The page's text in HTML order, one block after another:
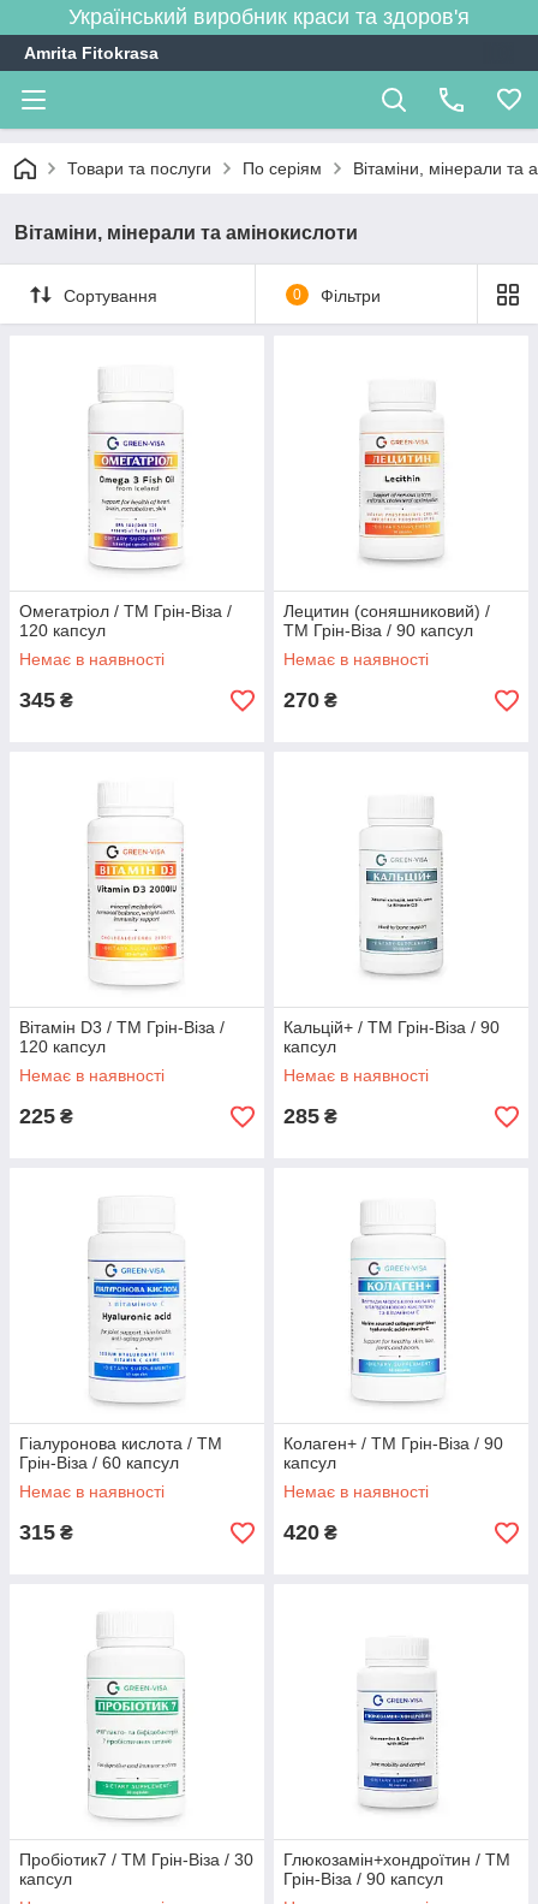
Український виробник краси та здоров'я
Amrita Fitokrasa
Товари та послуги По серіям Вітаміни, мінерали та
Вітаміни, мінерали та амінокислоти
Сортування 0 Фільтри
Омегатріол / ТМ Грін-Віза /
120 капсул
Немає в наявності
345 ₴
Лецитин (соняшниковий) /
ТМ Грін-Віза / 90 капсул
Немає в наявності
270 ₴
Вітамін D3 / ТМ Грін-Віза /
120 капсул
Немає в наявності
225 ₴
Кальцій+ / ТМ Грін-Віза / 90
капсул
Немає в наявності
285 ₴
Гіалуронова кислота / ТМ
Грін-Віза / 60 капсул
Немає в наявності
315 ₴
Колаген+ / ТМ Грін-Віза / 90
капсул
Немає в наявності
420 ₴
Пробіотик7 / ТМ Грін-Віза / 30
капсул
Глюкозамін+хондроїтин / ТМ
Грін-Віза / 90 капсул